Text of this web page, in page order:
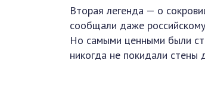
Вторая легенда — о
сообщали даже
Но самыми ценными были
никогда не покидали стены